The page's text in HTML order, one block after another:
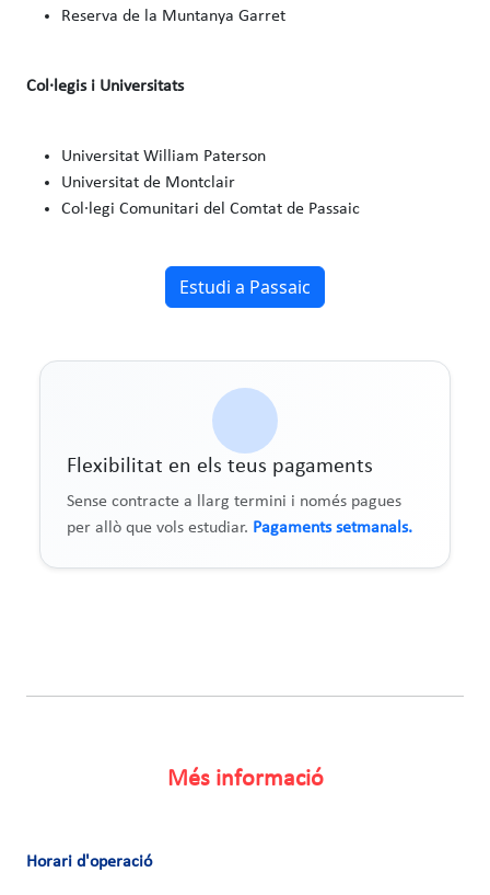
Reserva de la Muntanya Garret
Col·legis i Universitats
Universitat William Paterson
Universitat de Montclair
Col·legi Comunitari del Comtat de Passaic
Estudi a Passaic
Flexibilitat en els teus pagaments
Sense contracte a llarg termini i només pagues
per allò que vols estudiar. Pagaments setmanals.
Més informació
Horari d'operació